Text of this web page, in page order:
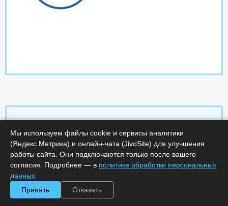
Характеристики
Срок поставки, дней :14
Код :
0000-360539
Обработка заказа :
Мы используем файлы cookie и сервисы аналитики
(Яндекс.Метрика) и онлайн-чата (JivoSite) для улучшения
работы сайта. Они подключаются только после вашего
согласия. Подробнее — в политике обработки персональных
данных
Принять
Отказать